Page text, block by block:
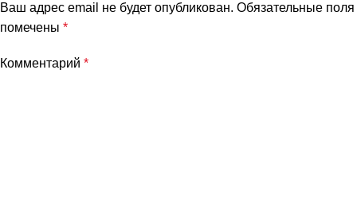
Ваш адрес email не будет опубликован. Обязательные поля
помечены *
Комментарий *